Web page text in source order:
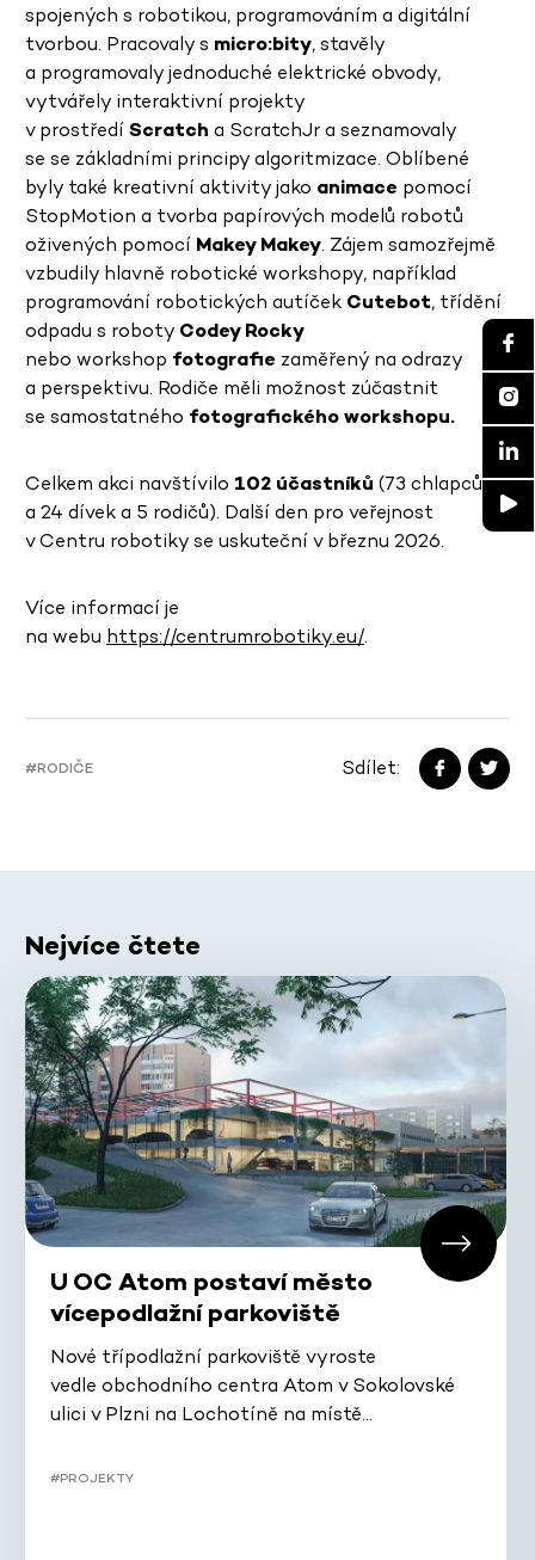
spojených s robotikou, programováním a digitální
tvorbou. Pracovaly s micro:bity, stavěly
a programovaly jednoduché elektrické obvody,
vytvářely interaktivní projekty
v prostředíScratch a ScratchJr a seznamovaly
se se základními principy algoritmizace. Oblíbené
byly také kreativní aktivity jako animace pomocí
StopMotion a tvorba papírových modelů robotů
oživených pomocí Makey Makey. Zájem samozřejmě
vzbudily hlavně robotické workshopy, například
programování robotických autíček Cutebot, třídění
odpadu s roboty Codey Rocky
nebo workshop fotografie zaměřený na odrazy
a perspektivu. Rodiče měli možnost zúčastnit
se samostatného fotografického workshopu.
Celkem akci navštívilo 102 účastníků (73 chlapců
a 24 dívek a 5 rodičů). Další den pro veřejnost
v Centru robotiky se uskuteční v březnu 2026.
Více informací je
na webu https://centrumrobotiky.eu/.
#RODIČE Sdílet:
Nejvíce čtete
U OC Atom postaví město
vícepodlažní parkoviště
Nové třípodlažní parkoviště vyroste
vedle obchodního centra Atom v Sokolovské
ulici v Plzni na Lochotíně na místě…
#PROJEKTY